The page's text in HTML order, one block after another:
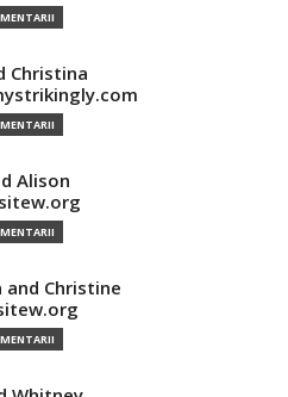
Christina
Alison
Christine